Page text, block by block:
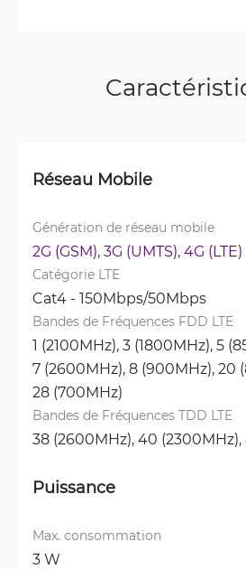
Réseau Mobile
Génération de réseau mobile
2G (GSM), 3G (UMTS), 4G (LTE)
Catégorie LTE
Cat4 - 150Mbps/50Mbps
Bandes de Fréquences FDD LTE
1 (2100MHz), 3 (1800MHz), 5
7 (2600MHz), 8 (900MHz), 20
28 (700MHz)
Bandes de Fréquences TDD LTE
38 (2600MHz), 40 (2300MHz),
Puissance
Max. consommation
3 W